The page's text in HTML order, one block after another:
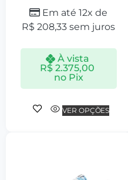
Em até 12x de
R$ 208,33 sem juros
À vista
R$ 2.375,00
no Pix
VER OPÇÕES